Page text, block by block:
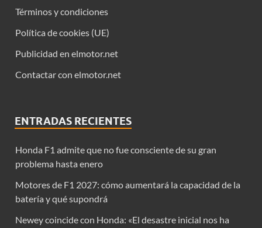
Términos y condiciones
Política de cookies (UE)
Publicidad en elmotor.net
Contactar con elmotor.net
ENTRADAS RECIENTES
Honda F1 admite que no fue consciente de su gran
problema hasta enero
Motores de F1 2027: cómo aumentará la capacidad de la
batería y qué supondrá
Newey coincide con Honda: «El desastre inicial nos ha